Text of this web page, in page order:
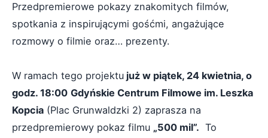
Przedpremierowe pokazy znakomitych filmów,
spotkania z inspirującymi gośćmi, angażujące
rozmowy o filmie oraz… prezenty.
W ramach tego projektu już w piątek, 24 kwietnia, o
godz. 18:00 Gdyńskie Centrum Filmowe im. Leszka
Kopcia (Plac Grunwaldzki 2) zaprasza na
przedpremierowy pokaz filmu „500 mil”. To